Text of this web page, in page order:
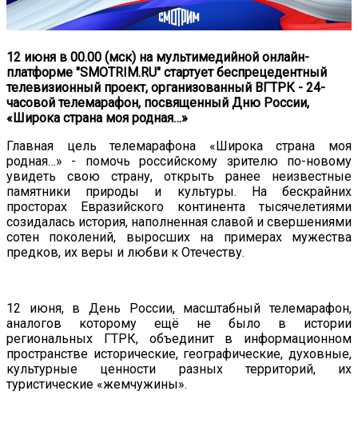
12 июня в 00.00 (мск) на мультимедийной онлайн-
платформе "SMOTRIM.RU" стартует беспрецедентный
телевизионный проект, организованный ВГТРК - 24-
часовой телемарафон, посвященный Дню России,
«Широка страна моя родная…»
Главная цель телемарафона «Широка страна моя
родная…» - помочь российскому зрителю по-новому
увидеть свою страну, открыть ранее неизвестные
памятники природы и культуры. На бескрайних
просторах Евразийского континента тысячелетиями
созидалась история, наполненная славой и свершениями
сотен поколений, выросших на примерах мужества
предков, их веры и любви к Отечеству.
12 июня, в День России, масштабный телемарафон,
аналогов которому ещё не было в истории
региональных ГТРК, объединит в информационном
пространстве исторические, географические, духовные,
культурные ценности разных территорий, их
туристические «жемчужины».